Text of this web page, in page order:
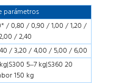
parámetros
/ 0,80 / 0,90 / 1,00 / 1,20 /
/ 2,40
/ 3,20 / 4,00 / 5,00 / 6,00
5–7 kg|S360 20
150 kg